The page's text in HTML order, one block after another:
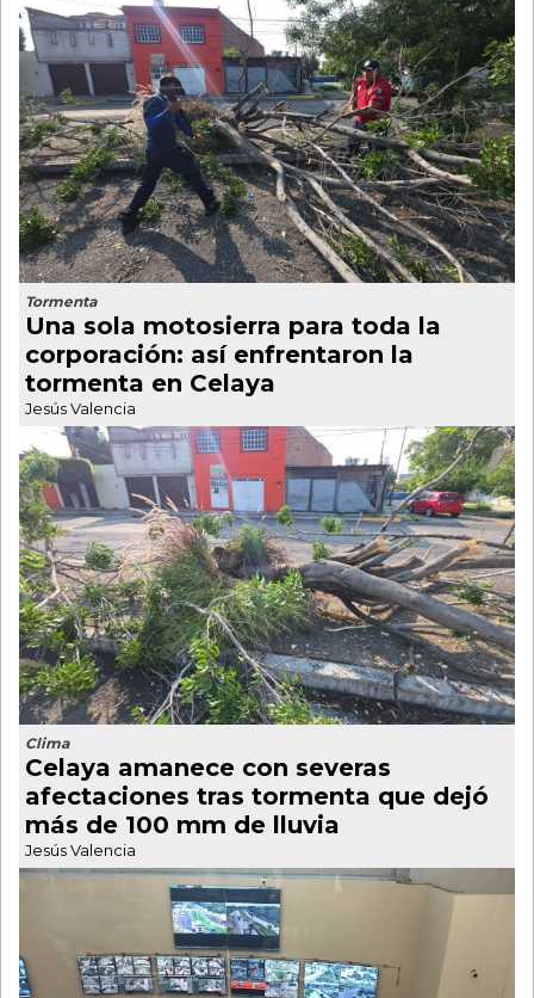
Tormenta
Una sola motosierra para toda la
corporación: así enfrentaron la
tormenta en Celaya
Jesús Valencia
Clima
Celaya amanece con severas
afectaciones tras tormenta que dejó
más de 100 mm de lluvia
Jesús Valencia